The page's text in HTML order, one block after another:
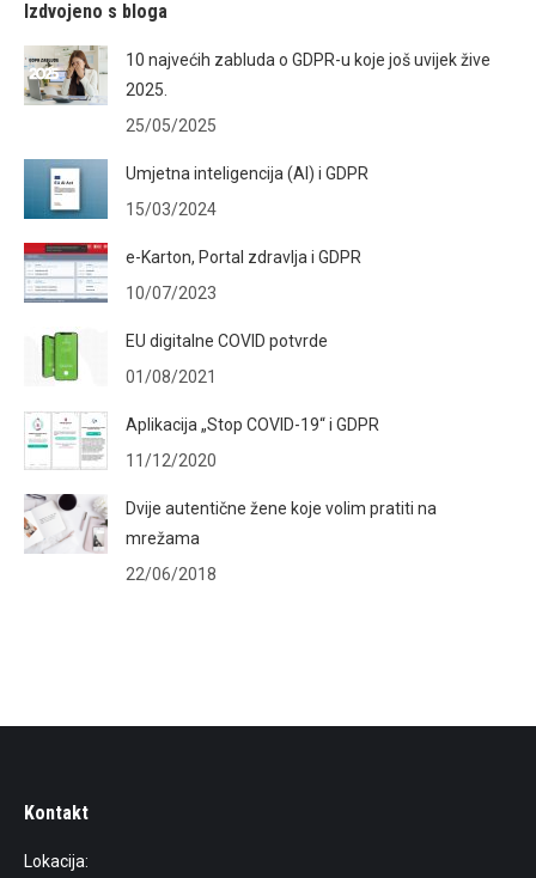
Izdvojeno s bloga
10 najvećih zabluda o GDPR-u koje još uvijek žive
2025.
25/05/2025
Umjetna inteligencija (AI) i GDPR
15/03/2024
e-Karton, Portal zdravlja i GDPR
10/07/2023
EU digitalne COVID potvrde
01/08/2021
Aplikacija „Stop COVID-19“ i GDPR
11/12/2020
Dvije autentične žene koje volim pratiti na
mrežama
22/06/2018
Kontakt
Lokacija: